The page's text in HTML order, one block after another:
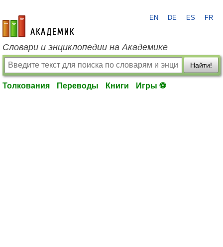
academic.ru
EN DE ES FR
Словари и энциклопедии на Академике
Найти!
Толкования Переводы Книги Игры ⚽